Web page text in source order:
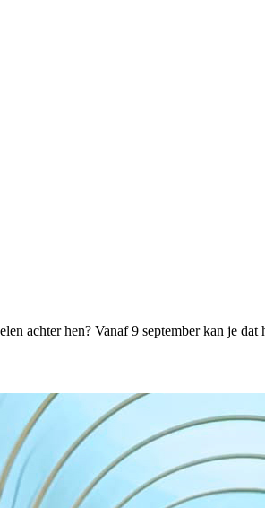
achter hen? Vanaf 9 september kan je dat